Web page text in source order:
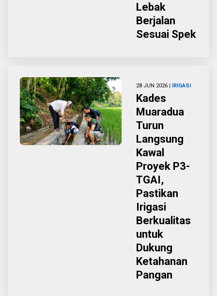
Lebak
Berjalan
Sesuai Spek
28 JUN 2026 | IRIGASI
Kades
Muaradua
Turun
Langsung
Kawal
Proyek P3-
TGAI,
Pastikan
Irigasi
Berkualitas
untuk
Dukung
Ketahanan
Pangan